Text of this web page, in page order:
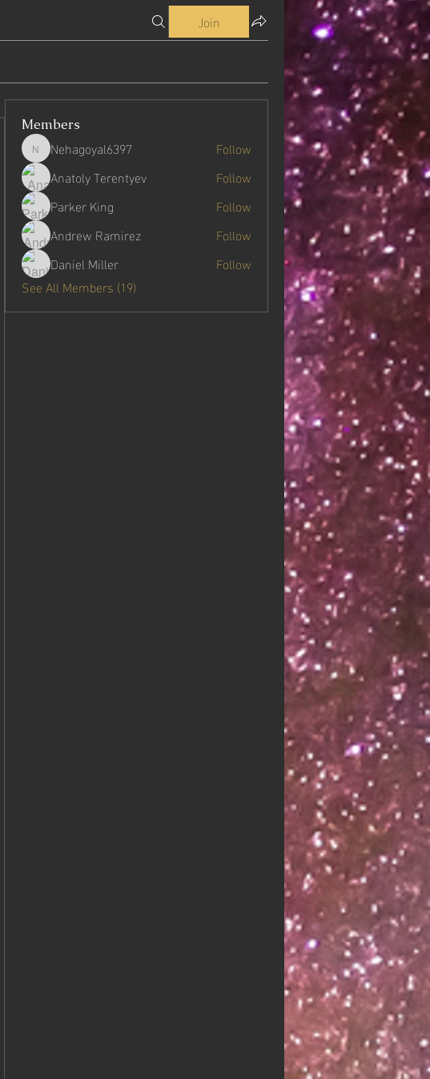
Join
Members
Nehagoyal6397
Nehagoyal6397
Follow
Anatoly Terentyev
Follow
Parker King
Follow
Andrew Ramirez
Follow
Daniel Miller
Follow
See All Members (19)